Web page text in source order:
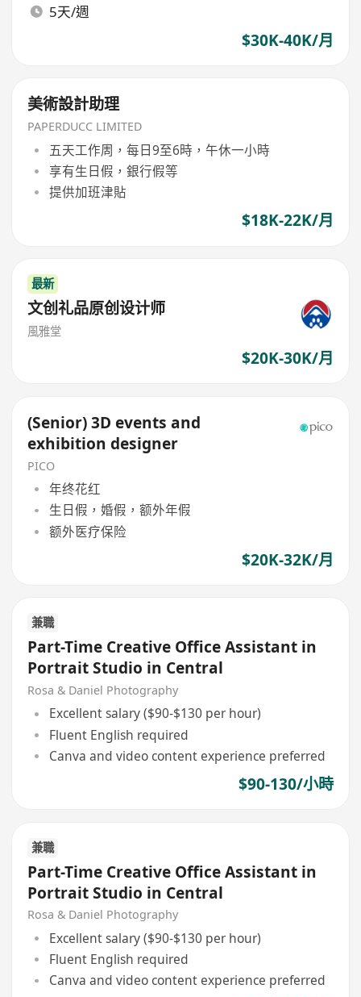
5天/週
$30K-40K/月
美術設計助理
PAPERDUCC LIMITED
五天工作周，每日9至6時，午休一小時
享有生日假，銀行假等
提供加班津貼
$18K-22K/月
最新
文创礼品原创设计师
風雅堂
$20K-30K/月
(Senior) 3D events and
exhibition designer
PICO
年终花红
生日假，婚假，额外年假
额外医疗保险
$20K-32K/月
兼職
Part-Time Creative Office Assistant in
Portrait Studio in Central
Rosa & Daniel Photography
Excellent salary ($90-$130 per hour)
Fluent English required
Canva and video content experience preferred
$90-130/小時
兼職
Part-Time Creative Office Assistant in
Portrait Studio in Central
Rosa & Daniel Photography
Excellent salary ($90-$130 per hour)
Fluent English required
Canva and video content experience preferred